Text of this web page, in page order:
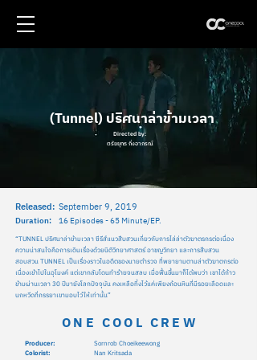
(Tunnel) ปริศนาล่าข้ามเวลา
Directed by:
ตรัยยุทธ กิ่งอาภรณ์
Released: September 9, 2019
Duration: 16 Episodes - 65 Minute/EP.
“TUNNEL ปริศนาล่าข้ามเวลา ซีรีส์แนวสืบสวนเกี่ยวกับการไล่ล่าตัวฆาตรกรต่อเนื่อง
ความน่าสนใจคือการเดินเรื่องด้วยนิติวิทยาศาสตร์ อาชญวิทยา และการสืบสวน
สอบสวน TUNNEL เป็นเรื่องราวในอดีตของนายตำรวจ ที่พยายามตามล่าตัวฆาตกรต่อ
เนื่องเข้าไปในอุโมงค์ แต่เขากลับโดนทำร้ายจนสลบ เมื่อฟื้นขึ้นมาก็ได้พบว่า เขาได้ก้าว
ข้ามผ่านเวลา 30 ปีมายังโลกปัจจุบัน คงเหลือทิ้งไว้แค่เพียงก้อนหินที่มีรอยเลือดและ
นกหวีดที่ภรรยาเขามอบไว้ให้เท่านั้น”
ONE COOL CREW
Producer:
Colorist:
Sornrob Choeikeewong
Nan Kritsada